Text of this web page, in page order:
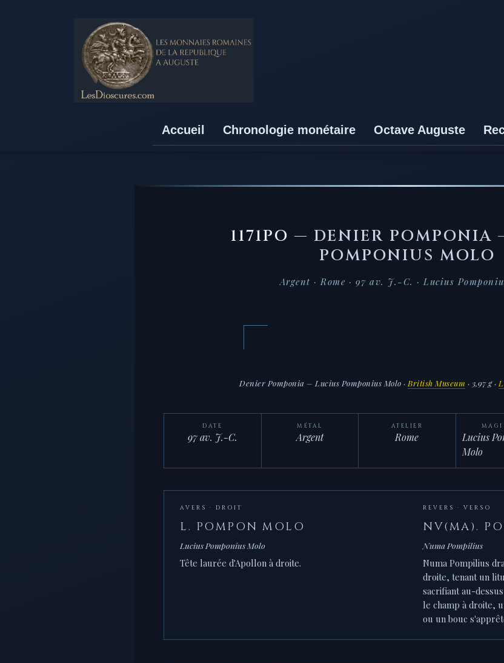
Accueil Chronologie monétaire Octave Auguste
1171PO — DENIER POMPONIA
POMPONIUS MOLO
Argent · Rome · 97 av. J.-C. · Lucius
Denier Pomponia – Lucius Pomponius Molo · British Museum · 3,97 g ·
DATE
97 av. J.-C.
MÉTAL
Argent
ATELIER
Rome
Lucius
Molo
AVERS · DROIT
L. POMPON MOLO
Lucius Pomponius Molo
Tête laurée d'Apollon à droite.
REVERS · VERSO
NV(MA).
Numa Pompilius
Numa Pompilius
droite, tenant un
sacrifiant au-
le champ à droite,
ou un bouc